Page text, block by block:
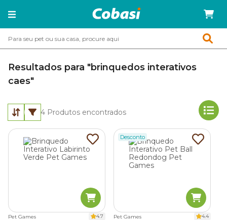
Resultados para "brinquedos interativos
caes"
4 Produtos encontrados
Pet Games 4.7
Desconto
Pet Games 4.4